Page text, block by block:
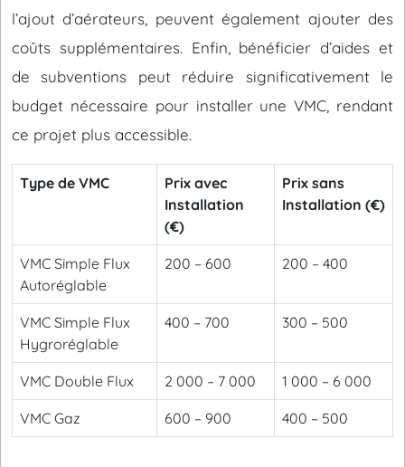
l’ajout d’aérateurs, peuvent également ajouter des
coûts supplémentaires. Enfin, bénéficier d’aides et
de subventions peut réduire significativement le
budget nécessaire pour installer une VMC, rendant
ce projet plus accessible.
Type de VMC
Prix avec
Installation
(€)
Prix sans
Installation (€)
VMC Simple Flux
Autoréglable
200 – 600 200 – 400
VMC Simple Flux
Hygroréglable
400 – 700 300 – 500
VMC Double Flux 2 000 – 7 000 1 000 – 6 000
VMC Gaz 600 – 900 400 – 500